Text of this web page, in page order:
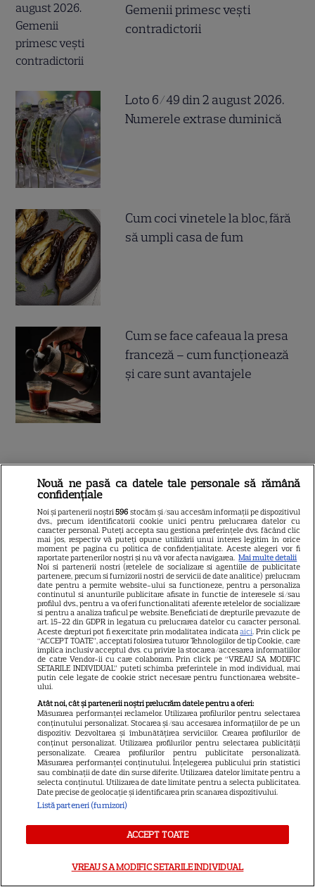
Gemenii primesc vești
contradictorii
Loto 6/49 din 2 august 2026.
Numerele extrase duminică
Cum coci vinetele la bloc, fără
să umpli casa de fum
Cum se face cafeaua la presa
franceză – cum funcționează
și care sunt avantajele
ALTE ARTICOLE
INTERESANTE
5
CINEMA
Eli Roth revine cu „Omul cu
înghețata mortală”. Filmul
horror în care copiii devin
criminali după ce mănâncă
înghețată
11
VEDETE STRĂINE
„Povestea peștelui posac”,
aventura animată inspirată
dintr-un bestseller The New
York Times, ajunge în
cinematografe pe 7 august
VEDETE STRĂINE
Inelelor” a fost nevoit să își
vândă casa din cauza
Nouă ne pasă ca datele tale personale să rămână
confidențiale
Noi și partenerii noștri596 stocăm și/sau accesăm informații pe dispozitivul
dvs., precum identificatorii cookie unici pentru prelucrarea datelor cu
caracter personal. Puteți accepta sau gestiona preferințele dvs. făcând clic
mai jos, respectiv vă puteți opune utilizării unui interes legitim în orice
moment pe pagina cu politica de confidențialitate. Aceste alegeri vor fi
raportate partenerilor noștri și nu vă vor afecta navigarea. Mai multe detalii
Noi si partenerii nostri (retelele de socializare si agentiile de publicitate
partenere, precum si furnizorii nostri de servicii de date analitice) prelucram
date pentru a permite website-ului sa functioneze, pentru a personaliza
continutul si anunturile publicitare afisate in functie de interesele si/sau
profilul dvs., pentru a va oferi functionalitati aferente retelelor de socializare
si pentru a analiza traficul pe website. Beneficiati de drepturile prevazute de
art. 15-22 din GDPR in legatura cu prelucrarea datelor cu caracter personal.
Aceste drepturi pot fi exercitate prin modalitatea indicataaici. Prin click pe
“ACCEPT TOATE”, acceptati folosirea tuturor Tehnologiilor de tip Cookie, care
implica inclusiv acceptul dvs. cu privire la stocarea/accesarea informatiilor
de catre Vendor-ii cu care colaboram. Prin click pe “VREAU SA MODIFIC
SETARILE INDIVIDUAL” puteti schimba preferintele in mod individual, mai
putin cele legate de cookie strict necesare pentru functionarea website-
ului.
Atât noi, cât și partenerii noștri prelucrăm datele pentru a oferi:
Măsurarea performanței reclamelor. Utilizarea profilurilor pentru selectarea
conținutului personalizat. Stocarea și/sau accesarea informațiilor de pe un
dispozitiv. Dezvoltarea și îmbunătățirea serviciilor. Crearea profilurilor de
conținut personalizat. Utilizarea profilurilor pentru selectarea publicității
personalizate. Crearea profilurilor pentru publicitate personalizată.
Măsurarea performanței conținutului. Înțelegerea publicului prin statistici
sau combinații de date din surse diferite. Utilizarea datelor limitate pentru a
selecta conținutul. Utilizarea de date limitate pentru a selecta publicitatea.
Date precise de geolocație și identificarea prin scanarea dispozitivului.
Listă parteneri (furnizori)
ACCEPT TOATE
VREAU SA MODIFIC SETARILE INDIVIDUAL